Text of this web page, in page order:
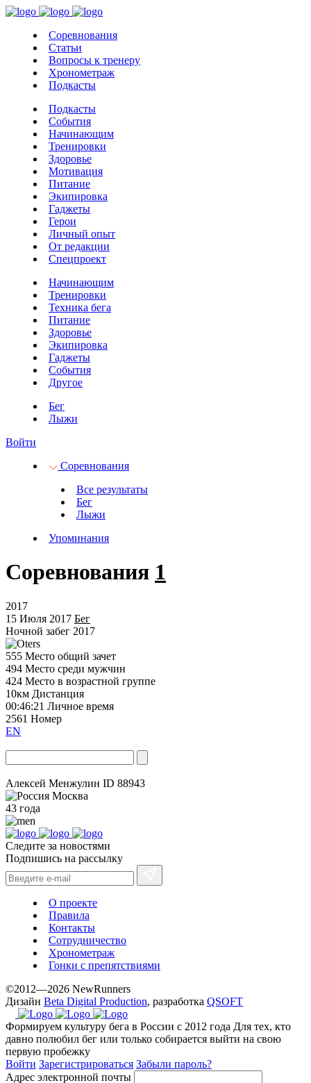
Соревнования
Статьи
Вопросы к тренеру
Хронометраж
Подкасты
Подкасты
События
Начинающим
Тренировки
Здоровье
Мотивация
Питание
Экипировка
Гаджеты
Герои
Личный опыт
От редакции
Спецпроект
Начинающим
Тренировки
Техника бега
Питание
Здоровье
Экипировка
Гаджеты
События
Другое
Бег
Лыжи
Войти
Соревнования
Все результаты
Бег
Лыжи
Упоминания
Соревнования 1
2017
15 Июля 2017 Бег
Ночной забег 2017
555 Место общий зачет
494 Место среди мужчин
424 Место в возрастной группе
10км Дистанция
00:46:21 Личное время
2561 Номер
EN
Алексей Менжулин ID 88943
Москва
43 года
Следите за новостями
Подпишись на рассылку
О проекте
Правила
Контакты
Сотрудничество
Хронометраж
Гонки с препятствиями
©2012—2026 NewRunners
Дизайн Beta Digital Production, разработка QSOFT
Формируем культуру бега в России с 2012 года Для тех, кто
давно полюбил бег или только собирается выйти на свою
первую пробежку
Войти Зарегистрироваться Забыли пароль?
Адрес электронной почты